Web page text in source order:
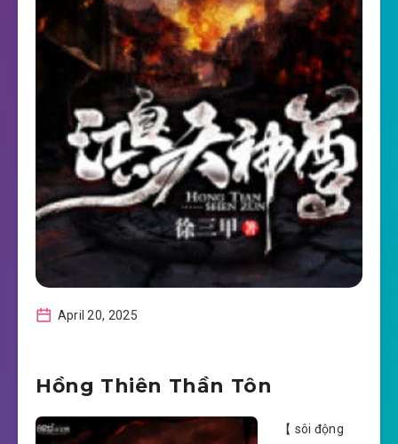
April 20, 2025
Hồng Thiên Thần Tôn
【 sôi động